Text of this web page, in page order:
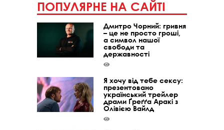
ПОПУЛЯРНЕ НА САЙТІ
Дмитро Чорний: гривня
– це не просто гроші,
а символ нашої
свободи та
державності
Я хочу від тебе сексу:
презентовано
український трейлер
драми Ґреґґа Аракі з
Олівією Вайлд